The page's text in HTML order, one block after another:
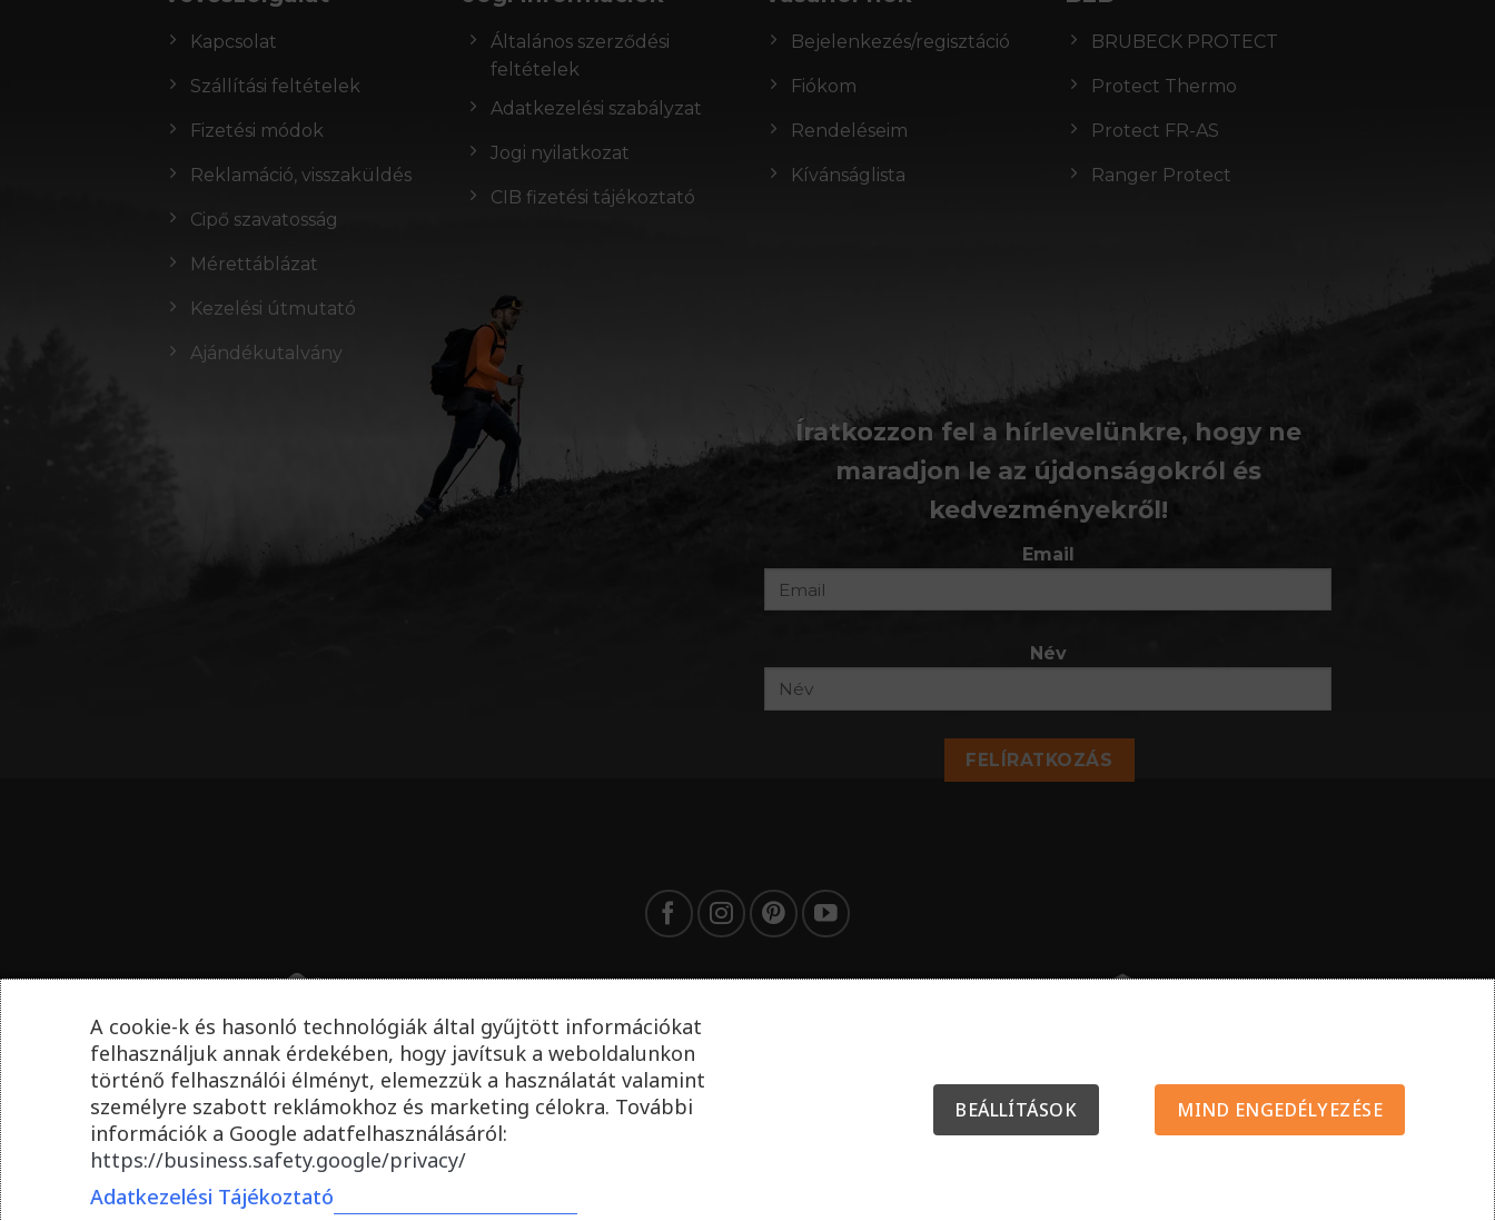
Kapcsolat
Szállítási feltételek
Fizetési módok
Reklamáció, visszaküldés
Cipő szavatosság
Mérettáblázat
Kezelési útmutató
Ajándékutalvány
Általános szerződési
feltételek
Adatkezelési szabályzat
Jogi nyilatkozat
CIB fizetési tájékoztató
Bejelenkezés/regisztáció
Fiókom
Rendeléseim
Kívánságlista
BRUBECK PROTECT
Protect Thermo
Protect FR-AS
Ranger Protect
Íratkozzon fel a hírlevelünkre, hogy ne
maradjon le az újdonságokról és
kedvezményekről!
Email
Név
FELÍRATKOZÁS
A cookie-k és hasonló technológiák által gyűjtött információkat
felhasználjuk annak érdekében, hogy javítsuk a weboldalunkon
történő felhasználói élményt, elemezzük a használatát valamint
személyre szabott reklámokhoz és marketing célokra. További
információk a Google adatfelhasználásáról:
https://business.safety.google/privacy/
Adatkezelési Tájékoztató
BEÁLLÍTÁSOK MIND ENGEDÉLYEZÉSE